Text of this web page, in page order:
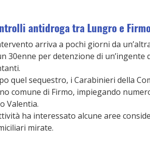
antidroga tra Lungro e
arriva a pochi giorni da
30enne per detenzione di
quel sequestro, i Carabinieri della
comune di Firmo, impiegando
Valentia.
ha interessato alcune aree
mirate.